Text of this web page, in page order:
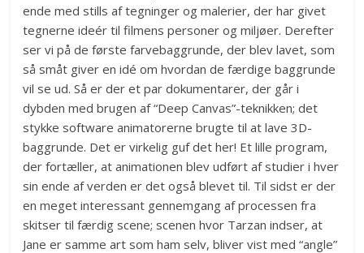
ende med stills af tegninger og malerier, der har givet
tegnerne ideér til filmens personer og miljøer. Derefter
ser vi på de første farvebaggrunde, der blev lavet, som
så småt giver en idé om hvordan de færdige baggrunde
vil se ud. Så er der et par dokumentarer, der går i
dybden med brugen af “Deep Canvas”-teknikken; det
stykke software animatorerne brugte til at lave 3D-
baggrunde. Det er virkelig guf det her! Et lille program,
der fortæller, at animationen blev udført af studier i hver
sin ende af verden er det også blevet til. Til sidst er der
en meget interessant gennemgang af processen fra
skitser til færdig scene; scenen hvor Tarzan indser, at
Jane er samme art som ham selv, bliver vist med “angle”